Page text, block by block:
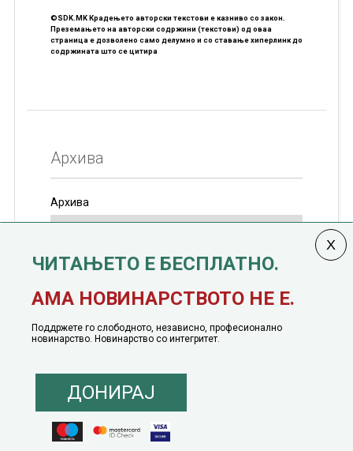
©SDK.MK Крадењето авторски текстови е казниво со закон.
Преземањето на авторски содржини (текстови) од оваа
страница е дозволено само делумно и со ставање хиперлинк до
содржината што се цитира
Архива
Архива
јануари, 1991 година
© 2016 - 2026 Сакам Да Кажам. Сите права задржани |
Понуда за политичко рекламирање
Политика на инклузија
Кодекс на однесување
ЧИТАЊЕТО Е БЕСПЛАТНО.
АМА НОВИНАРСТВОТО НЕ Е.
Поддржете го слободното, независно, професионално
новинарство. Новинарство со интегритет.
ДОНИРАЈ